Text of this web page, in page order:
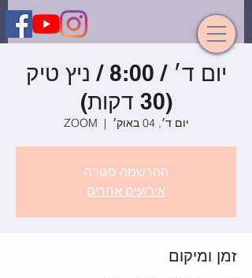
יום ד׳ / 8:00 / ניץ טיק
(30 דקות)
יום ד׳, 04 באוק׳
  |
ZOOM
ההרשמה סגורה
אירועים אחרים
זמן ומיקום